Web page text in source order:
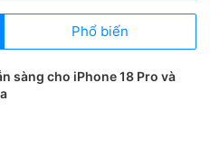
Phổ biến
sàng cho iPhone 18 Pro và